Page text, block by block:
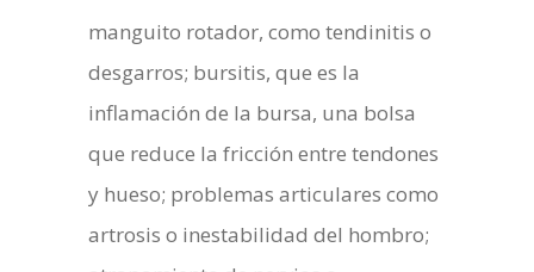
manguito rotador, como tendinitis o
desgarros; bursitis, que es la
inflamación de la bursa, una bolsa
que reduce la fricción entre tendones
y hueso; problemas articulares como
artrosis o inestabilidad del hombro;